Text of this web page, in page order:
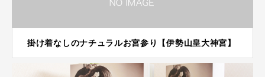
掛け着なしのナチュラルお宮参り【伊勢山皇大神宮】